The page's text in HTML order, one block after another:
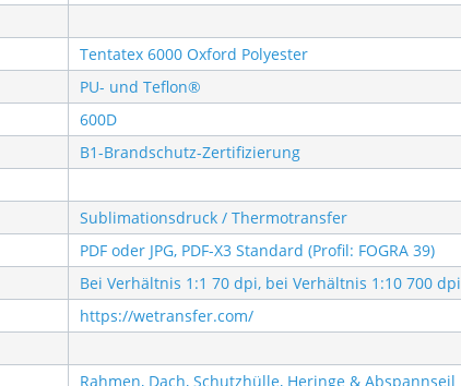
Tentatex 6000 Oxford Polyester
PU- und Teflon®
600D
B1-Brandschutz-Zertifizierung
Sublimationsdruck / Thermotransfer
PDF oder JPG, PDF-X3 Standard (Profil: FOGRA 39)
Bei Verhältnis 1:1 70 dpi, bei Verhältnis 1:10 700 dpi
https://wetransfer.com/
Rahmen, Dach, Schutzhülle, Heringe & Abspannseil